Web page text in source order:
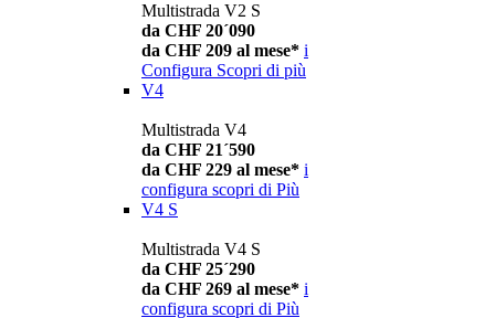
Multistrada V2 S
da CHF 20´090
da CHF 209 al mese* i
Configura Scopri di più
V4
Multistrada V4
da CHF 21´590
da CHF 229 al mese* i
configura scopri di Più
V4 S
Multistrada V4 S
da CHF 25´290
da CHF 269 al mese* i
configura scopri di Più